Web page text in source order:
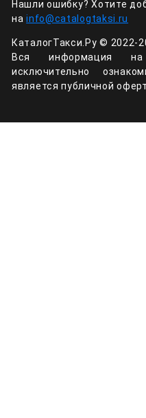
Нашли ошибку? Хотите
наinfo@catalogtaksi.ru
КаталогТакси.Ру © 2022-
Вся информация
исключительно
является публичной